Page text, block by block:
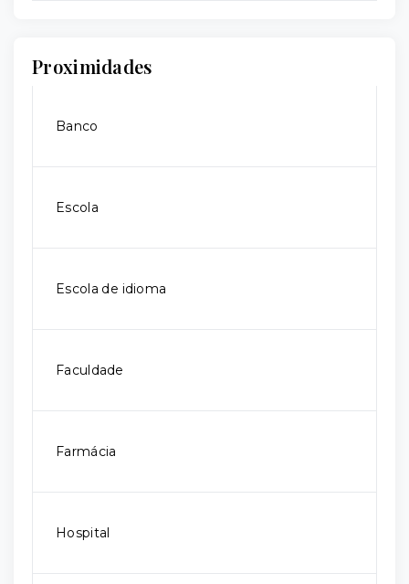
Proximidades
Banco
Escola
Escola de idioma
Faculdade
Farmácia
Hospital